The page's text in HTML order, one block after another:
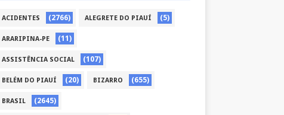
ACIDENTES (2766) ALEGRETE DO PIAUÍ (5)
ARARIPINA-PE (11)
ASSISTÊNCIA SOCIAL (107)
BELÉM DO PIAUÍ (20) BIZARRO (655)
BRASIL (2645)